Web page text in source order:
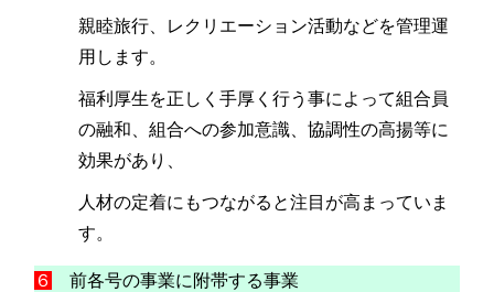
親睦旅行、レクリエーション活動などを管理運
用します。
福利厚生を正しく手厚く行う事によって組合員
の融和、組合への参加意識、協調性の高揚等に
効果があり、
人材の定着にもつながると注目が高まっていま
す。
６ 前各号の事業に附帯する事業